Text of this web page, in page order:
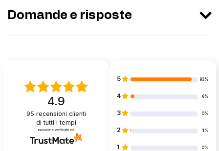
Domande e risposte
4.9
95 recensioni clienti
di tutti i tempi
raccolte e verificate da
5 93%
4 6%
3 0%
2 1%
1 0%